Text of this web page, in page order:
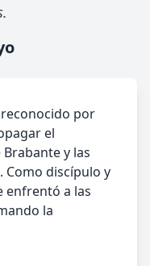
reconocido por
el
y las
Como discípulo y
enfrentó a las
la